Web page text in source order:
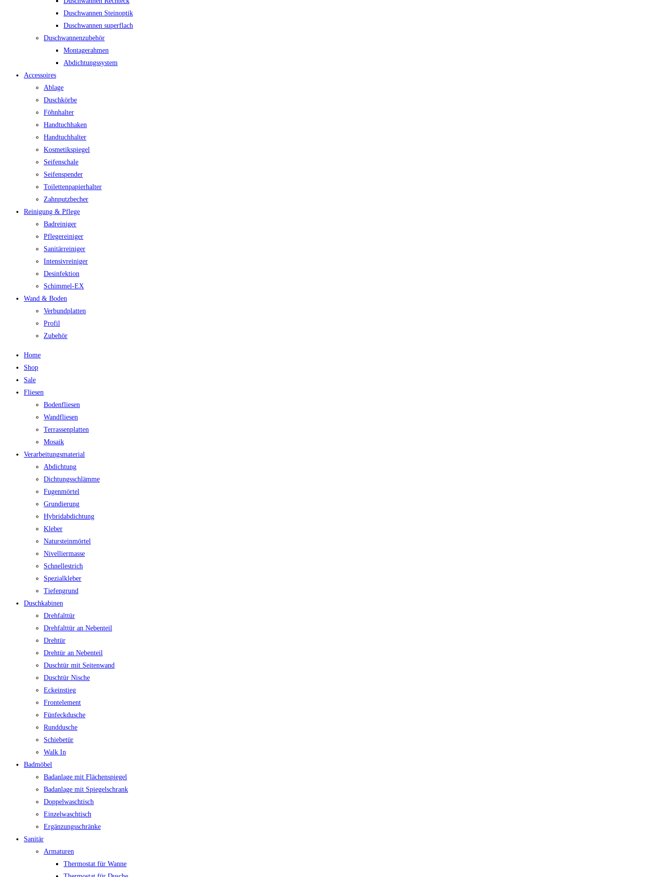
Duschwannen Steinoptik
Duschwannen superflach
Duschwannenzubehör
Montagerahmen
Abdichtungssystem
Accessoires
Ablage
Duschkörbe
Föhnhalter
Handtuchhaken
Handtuchhalter
Kosmetikspiegel
Seifenschale
Seifenspender
Toilettenpapierhalter
Zahnputzbecher
Reinigung & Pflege
Badreiniger
Pflegereiniger
Sanitärreiniger
Intensivreiniger
Desinfektion
Schimmel-EX
Wand & Boden
Verbundplatten
Profil
Zubehör
Home
Shop
Sale
Fliesen
Bodenfliesen
Wandfliesen
Terrassenplatten
Mosaik
Verarbeitungsmaterial
Abdichtung
Dichtungsschlämme
Fugenmörtel
Grundierung
Hybridabdichtung
Kleber
Natursteinmörtel
Nivelliermasse
Schnellestrich
Spezialkleber
Tiefengrund
Duschkabinen
Drehfalttür
Drehfalttür an Nebenteil
Drehtür
Drehtür an Nebenteil
Duschtür mit Seitenwand
Duschtür Nische
Eckeinstieg
Frontelement
Fünfeckdusche
Runddusche
Schiebetür
Walk In
Badmöbel
Badanlage mit Flächenspiegel
Badanlage mit Spiegelschrank
Doppelwaschtisch
Einzelwaschtisch
Ergänzungsschränke
Sanitär
Armaturen
Thermostat für Wanne